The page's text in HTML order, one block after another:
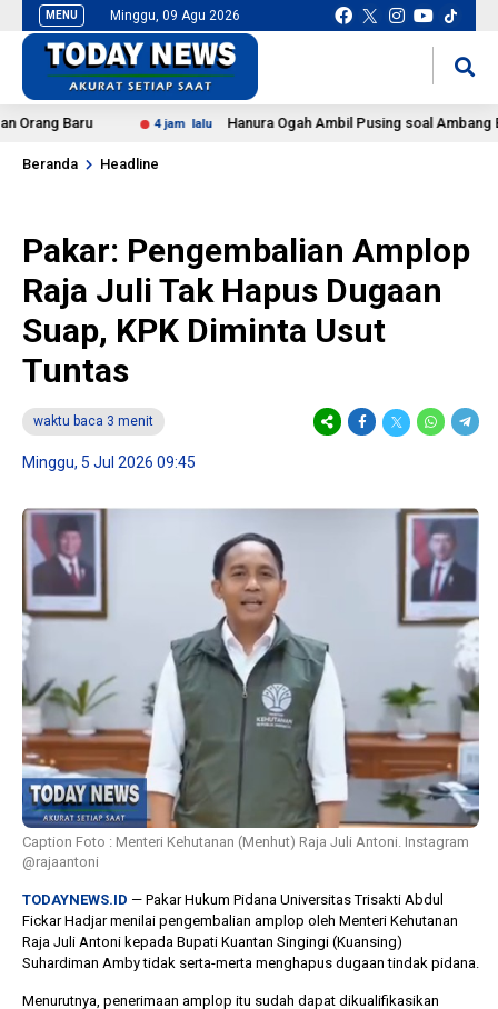
MENU Minggu, 09 Agu 2026
Baru 4 jam lalu Hanura Ogah Ambil Pusing soal Ambang Batas
Beranda Headline
Pakar: Pengembalian Amplop
Raja Juli Tak Hapus Dugaan
Suap, KPK Diminta Usut
Tuntas
waktu baca 3 menit
Minggu, 5 Jul 2026 09:45
Caption Foto : Menteri Kehutanan (Menhut) Raja Juli Antoni. Instagram
@rajaantoni
TODAYNEWS.ID — Pakar Hukum Pidana Universitas Trisakti Abdul
Fickar Hadjar menilai pengembalian amplop oleh Menteri Kehutanan
Raja Juli Antoni kepada Bupati Kuantan Singingi (Kuansing)
Suhardiman Amby tidak serta-merta menghapus dugaan tindak pidana.
Menurutnya, penerimaan amplop itu sudah dapat dikualifikasikan
10 bulan lalu
KPU Batalkan
Keputusan Dokumen
Capres-Cawapres
Dirahasiakan
1 tahun lalu
Banyak
Terjerat
Legislator
Dorong
DPRD